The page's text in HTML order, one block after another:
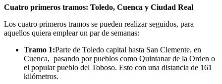
Cuatro primeros tramos: Toledo, Cuenca y Ciudad Real
Los cuatro primeros tramos se pueden realizar seguidos, para
aquellos quiera emplear un par de semanas:
Tramo 1:Parte de Toledo capital hasta San Clemente, en
Cuenca, pasando por pueblos como Quintanar de la Orden o
el popular pueblo del Toboso. Esto con una distancia de 161
kilómetros.